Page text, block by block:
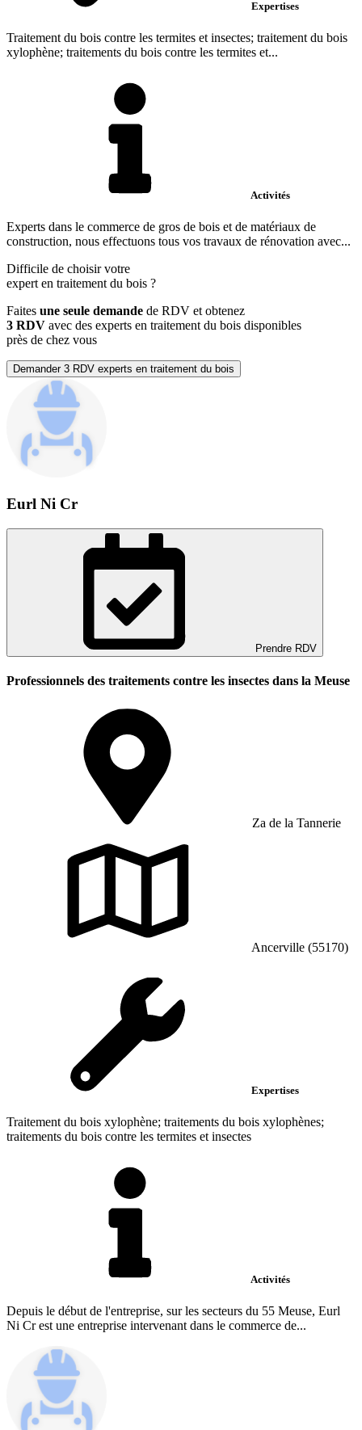
Expertises
Traitement du bois contre les termites et insectes; traitement du bois
xylophène; traitements du bois contre les termites et...
Activités
Experts dans le commerce de gros de bois et de matériaux de
construction, nous effectuons tous vos travaux de rénovation avec...
Difficile de choisir votre
expert en traitement du bois ?
Faites une seule demande de RDV et obtenez
3 RDV avec des experts en traitement du bois disponibles
près de chez vous
Demander 3 RDV experts en traitement du bois
Eurl Ni Cr
Prendre RDV
Professionnels des traitements contre les insectes dans la Meuse
Za de la Tannerie
Ancerville (55170)
Expertises
Traitement du bois xylophène; traitements du bois xylophènes;
traitements du bois contre les termites et insectes
Activités
Depuis le début de l'entreprise, sur les secteurs du 55 Meuse, Eurl
Ni Cr est une entreprise intervenant dans le commerce de...